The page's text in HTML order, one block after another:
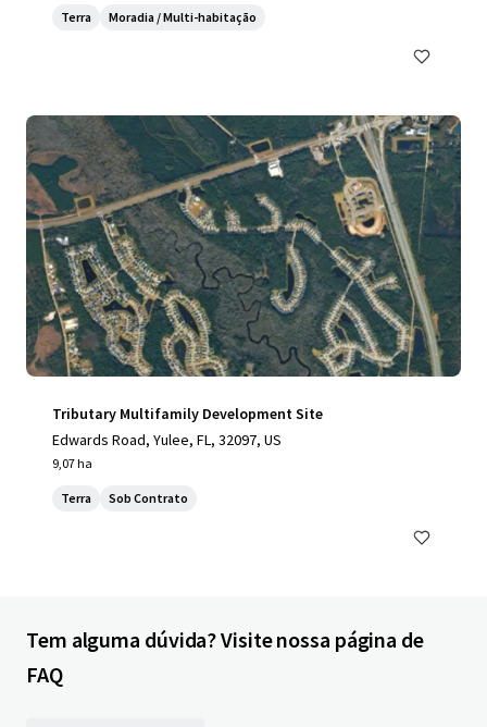
Terra Moradia / Multi-habitação
Tributary Multifamily Development Site
Edwards Road, Yulee, FL, 32097, US
9,07 ha
Terra Sob Contrato
Tem alguma dúvida? Visite nossa página de
FAQ